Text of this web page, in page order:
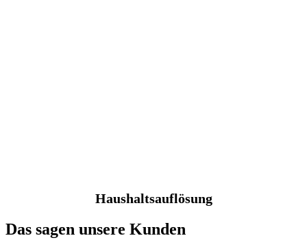
Haushaltsauflösung
Das sagen unsere Kunden